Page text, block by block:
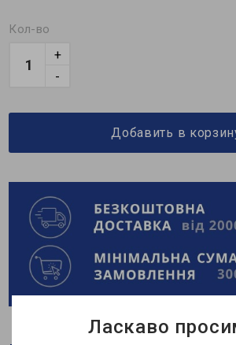
Кол-во
-
+
Добавить в
Ласкаво